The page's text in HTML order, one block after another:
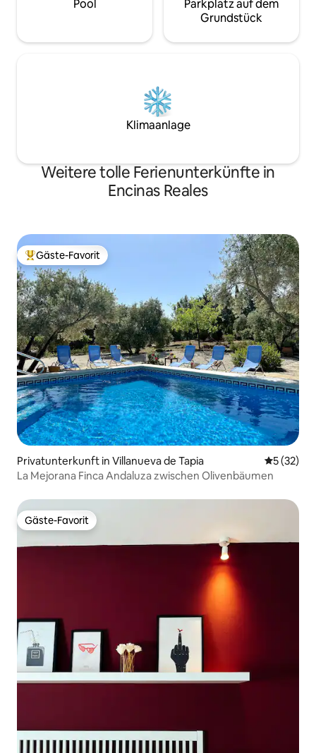
Pool
Parkplatz auf dem
Grundstück
Klimaanlage
Weitere tolle Ferienunterkünfte in
Encinas Reales
Beliebter Gäste-Favorit.
Gäste-Favorit
Privatunterkunft in Villanueva de Tapia
5 (32)
La Mejorana Finca Andaluza zwischen Olivenbäumen
Gäste-Favorit
Gäste-Favorit